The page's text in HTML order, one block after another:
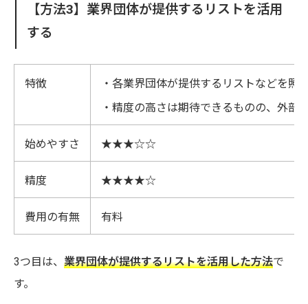
【方法3】業界団体が提供するリストを活用
する
特徴
・各業界団体が提供するリストなどを照
・精度の高さは期待できるものの、外部
始めやすさ ★★★☆☆
精度 ★★★★☆
費用の有無 有料
3つ目は、 業界団体が提供するリストを活用した方法で
す。